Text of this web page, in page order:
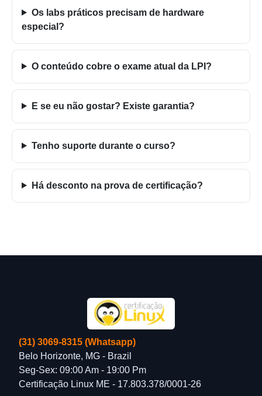
Os labs práticos precisam de hardware
especial?
O conteúdo cobre o exame atual da LPI?
E se eu não gostar? Existe garantia?
Tenho suporte durante o curso?
Há desconto na prova de certificação?
(31) 3069-8315 (Whatsapp)
Belo Horizonte, MG - Brazil
Seg-Sex: 09:00 Am - 19:00 Pm
Certificação Linux ME - 17.803.378/0001-26